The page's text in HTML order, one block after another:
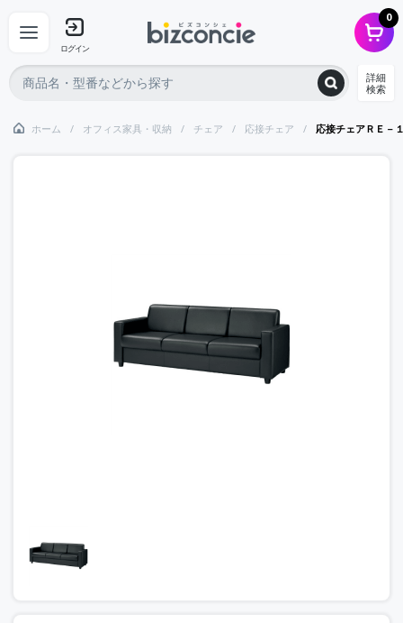
ログイン
0
詳細
検索
ホーム オフィス家具・収納 チェア 応接チェア 応接チェアＲＥ